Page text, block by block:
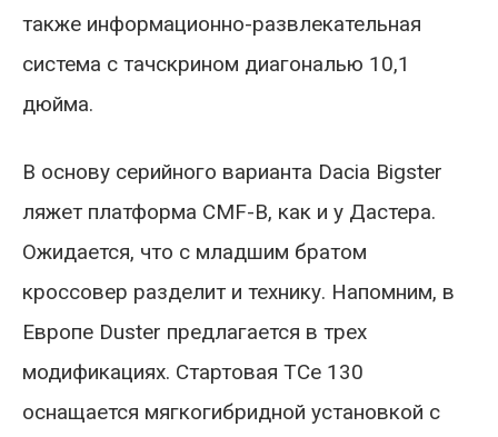
также информационно-развлекательная
система с тачскрином диагональю 10,1
дюйма.
В основу серийного варианта Dacia Bigster
ляжет платформа CMF-B, как и у Дастера.
Ожидается, что с младшим братом
кроссовер разделит и технику. Напомним, в
Европе Duster предлагается в трех
модификациях. Стартовая TCe 130
оснащается мягкогибридной установкой с